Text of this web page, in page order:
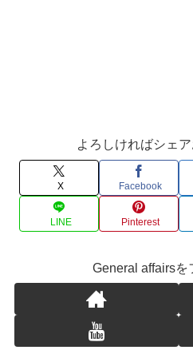
よろしければシェ
X Facebook
LINE Pinterest
General affairsを